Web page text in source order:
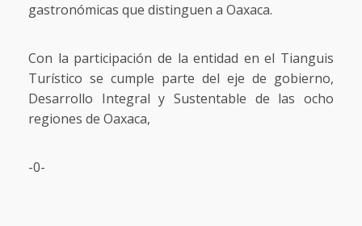
gastronómicas que distinguen a Oaxaca.
Con la participación de la entidad en el Tianguis
Turístico se cumple parte del eje de gobierno,
Desarrollo Integral y Sustentable de las ocho
regiones de Oaxaca,
-0-